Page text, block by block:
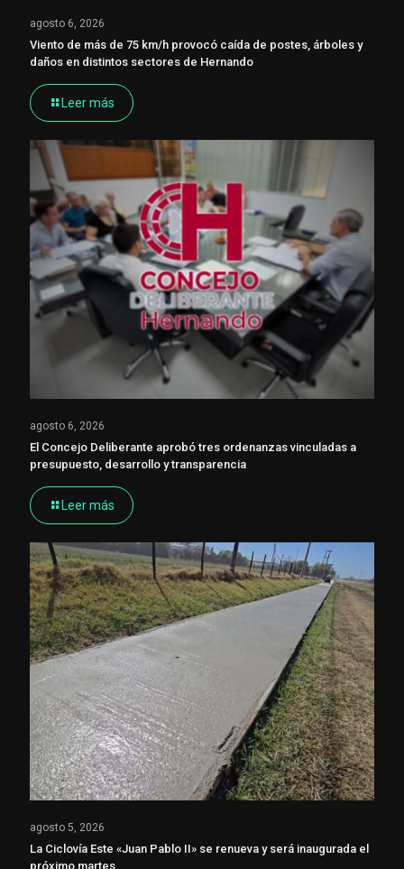
agosto 6, 2026
Viento de más de 75 km/h provocó caída de postes, árboles y
daños en distintos sectores de Hernando
Leer más
agosto 6, 2026
El Concejo Deliberante aprobó tres ordenanzas vinculadas a
presupuesto, desarrollo y transparencia
Leer más
agosto 5, 2026
La Ciclovía Este «Juan Pablo II» se renueva y será inaugurada el
próximo martes